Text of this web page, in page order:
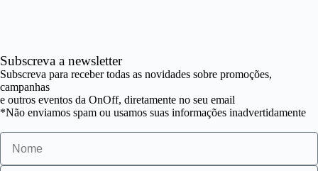
Subscreva a newsletter
Subscreva para receber todas as novidades sobre promoções,
campanhas
e outros eventos da OnOff, diretamente no seu email
*Não enviamos spam ou usamos suas informações inadvertidamente